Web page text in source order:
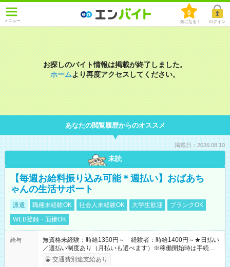
メニュー
0
気になる！ ログイン
お探しのバイト情報は掲載が終了しました。
ホームより再度アクセスしてください。
あなたの閲覧履歴からのオススメ
掲載日：2026.08.10
未読
【毎週お給料振り込み可能＊週払い】おばあち
ゃんの生活サポート
派遣 職種未経験OK 社会人未経験OK 大学生歓迎
ブランクOK
WEB登録・面接OK
給与
無資格未経験：時給1350円～ 経験者：時給1400円～★日払い
／週払い制度あり（月払いも選べます）※稼働開始時は手続き完
了次第のお支払いとなります。
交通費別途支給あり